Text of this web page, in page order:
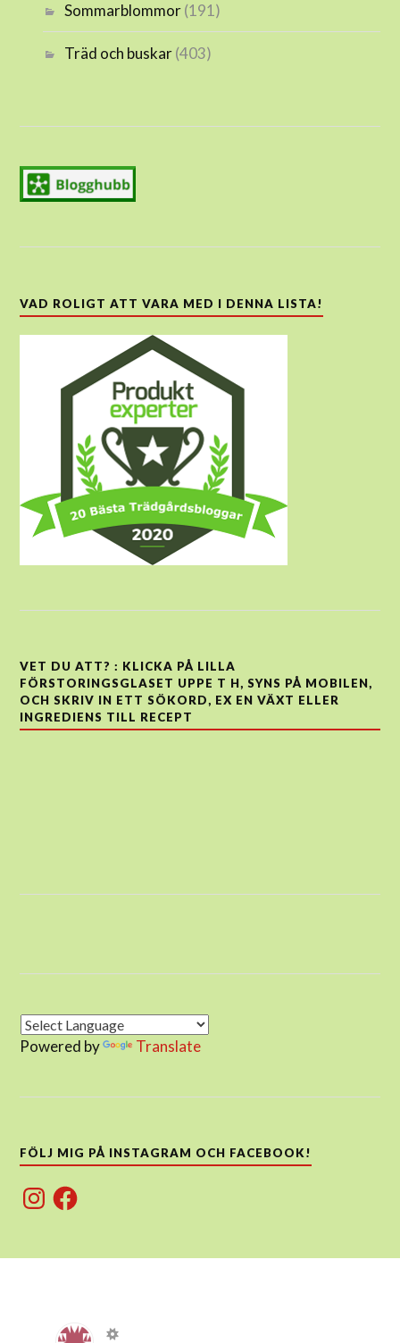
Sommarblommor(191)
Träd och buskar(403)
VAD ROLIGT ATT VARA MED I DENNA LISTA!
VET DU ATT? : KLICKA PÅ LILLA
FÖRSTORINGSGLASET UPPE T H, SYNS PÅ MOBILEN,
OCH SKRIV IN ETT SÖKORD, EX EN VÄXT ELLER
INGREDIENS TILL RECEPT
Powered by Translate
FÖLJ MIG PÅ INSTAGRAM OCH FACEBOOK!
InstagramFacebook